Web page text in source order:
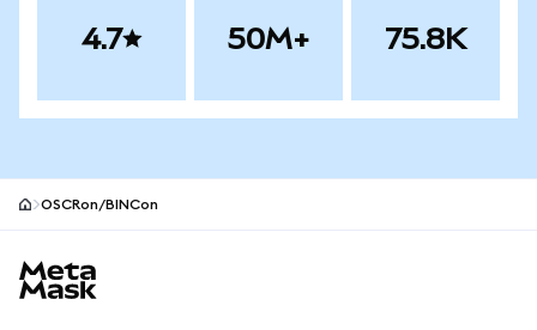
4.7 50M+ 75.8K
OSCRon/BINCon